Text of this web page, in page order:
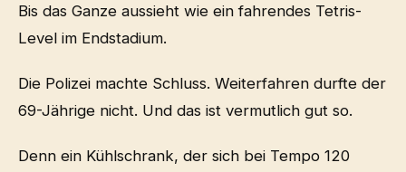
Bis das Ganze aussieht wie ein fahrendes Tetris-
Level im Endstadium.
Die Polizei machte Schluss. Weiterfahren durfte der
69-Jährige nicht. Und das ist vermutlich gut so.
Denn ein Kühlschrank, der sich bei Tempo 120